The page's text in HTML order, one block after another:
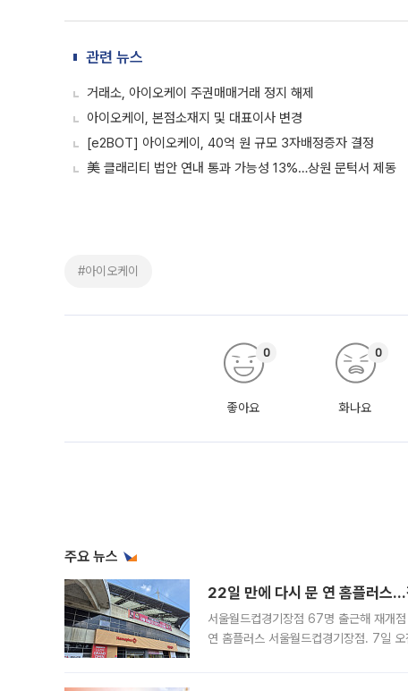
관련 뉴스
거래소, 아이오케이 주권매매거래 정지 해제
아이오케이, 본점소재지 및 대표이사 변경
[e2BOT] 아이오케이, 40억 원 규모 3자배정증자 결정
美 클래리티 법안 연내 통과 가능성 13%…상원 문턱서 제동
#아이오케이
좋아요
0
화나요
0
주요 뉴스
22일 만에 다시 문 연 홈플러스…
서울월드컵경기장점 67명 출근해 재개
연 홈플러스 서울월드컵경기장점. 7일